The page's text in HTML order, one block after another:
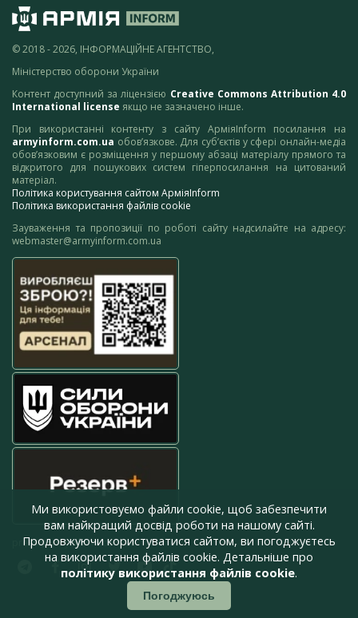
© 2018 - 2026, ІНФОРМАЦІЙНЕ АГЕНТСТВО,
Міністерство оборони України
Контент доступний за ліцензією Creative Commons Attribution 4.0
International license якщо не зазначено інше.
При використанні контенту з сайту АрміяInform посилання на
armyinform.com.ua обов’язкове. Для суб’єктів у сфері онлайн-медіа
обов’язковим є розміщення у першому абзаці матеріалу прямого та
відкритого для пошукових систем гіперпосилання на цитований
матеріал.
Політика користування сайтом АрміяInform
Політика використання файлів cookie
Зауваження та пропозиції по роботі сайту надсилайте на адресу:
webmaster@armyinform.com.ua
press@armyinform.com.ua
Ми використовуємо файли cookie, щоб забезпечити
вам найкращий досвід роботи на нашому сайті.
Продовжуючи користуватися сайтом, ви погоджуєтесь
на використання файлів cookie. Детальніше про
політику використання файлів cookie.
Погоджуюсь